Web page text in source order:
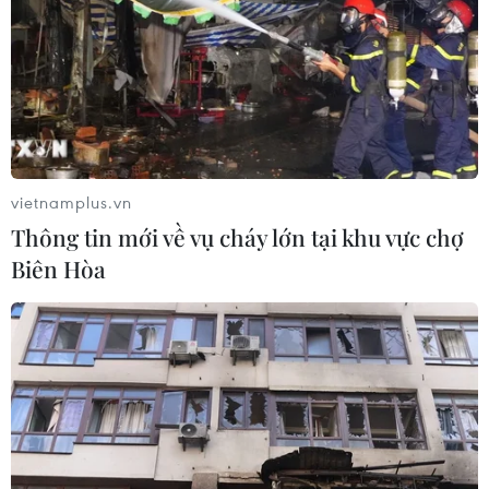
Toàn cảnh ASEAN Cup: Thái
Lan "thắng như chẻ tre", thách thức
tuyển Việt Nam
05/08/2026 07:15
Nhận định Philippines vs
Thái Lan: Madam Pang treo thưởng
tiền tỷ, "Voi chiến" quyết thắng
04/08/2026 09:19
Đội tuyển Việt Nam nhận
thưởng 2 tỷ đồng sau thắng lợi trước
Indonesia
vietnamplus.vn
Thông tin mới về vụ cháy lớn tại khu vực chợ
Biên Hòa